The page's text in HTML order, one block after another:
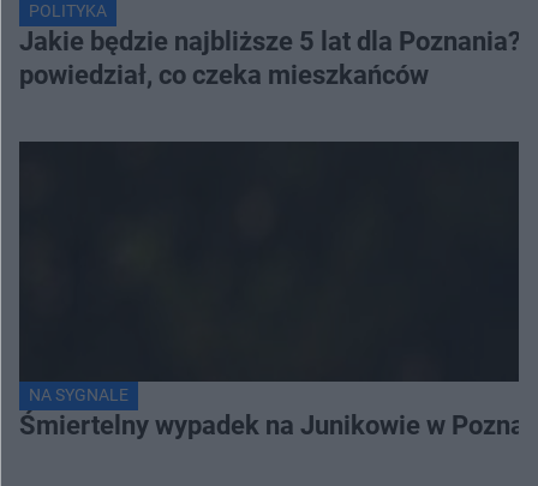
POLITYKA
Jakie będzie najbliższe 5 lat dla Poznania?
powiedział, co czeka mieszkańców
NA SYGNALE
Śmiertelny wypadek na Junikowie w